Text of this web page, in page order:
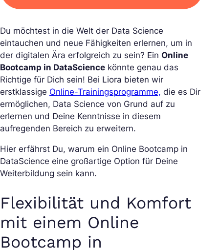
Du möchtest in die Welt der Data Science
eintauchen und neue Fähigkeiten erlernen, um in
der digitalen Ära erfolgreich zu sein? Ein Online
Bootcamp in DataScience könnte genau das
Richtige für Dich sein! Bei Liora bieten wir
erstklassige Online-Trainingsprogramme, die es Dir
ermöglichen, Data Science von Grund auf zu
erlernen und Deine Kenntnisse in diesem
aufregenden Bereich zu erweitern.
Hier erfährst Du, warum ein Online Bootcamp in
DataScience eine großartige Option für Deine
Weiterbildung sein kann.
Flexibilität und Komfort
mit einem Online
Bootcamp in